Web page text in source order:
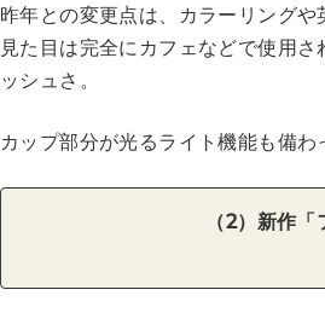
昨年との変更点は、カラーリング
見た目は完全にカフェなどで使用
ッシュさ。
カップ部分が光るライト機能も備
（2）新作